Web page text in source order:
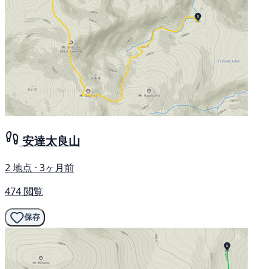
安達太良山
2 地点 · 3ヶ月前
474 閲覧
保存